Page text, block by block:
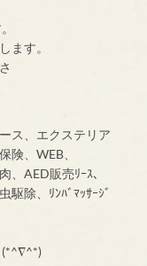
です。
ます。
ス、エクステリア
険、WEB、
AED販売ﾘｰｽ、
除、ﾘﾝﾊﾞﾏｯｻｰｼﾞ
・
(*^∇^*)